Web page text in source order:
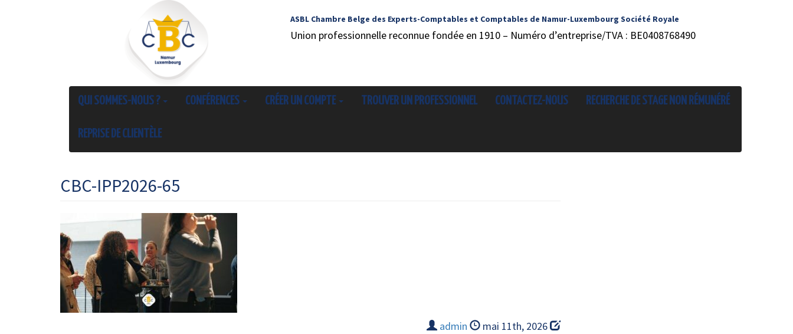
ASBL Chambre Belge des Experts-Comptables et Comptables de Namur-Luxembourg Société Royale
Union professionnelle reconnue fondée en 1910 – Numéro d’entreprise/TVA : BE0408768490
QUI SOMMES-NOUS ? CONFÉRENCES CRÉER UN COMPTE TROUVER UN PROFESSIONNEL CONTACTEZ-NOUS RECHERCHE DE STAGE NON RÉMUNÉRÉ
REPRISE DE CLIENTÈLE
CBC-IPP2026-65
admin
mai 11th, 2026